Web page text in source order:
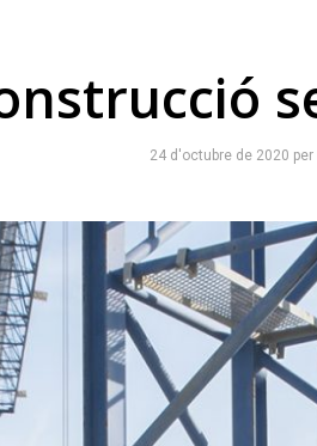
24 d'octubre de 2020 per